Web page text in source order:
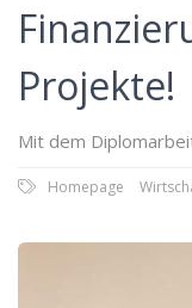
Projekte!
Mit dem
Homepage